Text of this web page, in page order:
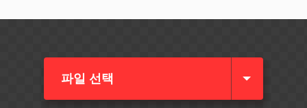
파일 선택